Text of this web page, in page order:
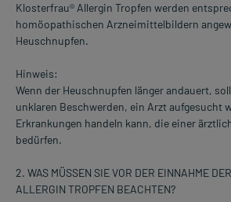
Klosterfrau® Allergin Tropfen werden
homöopathischen Arzneimittelbildern
Heuschnupfen.
Hinweis:
Wenn der Heuschnupfen länger andauert,
unklaren Beschwerden, ein Arzt aufgesucht
Erkrankungen handeln kann, die einer
bedürfen.
2. WAS MÜSSEN SIE VOR DER EINNAHME
ALLERGIN TROPFEN BEACHTEN?